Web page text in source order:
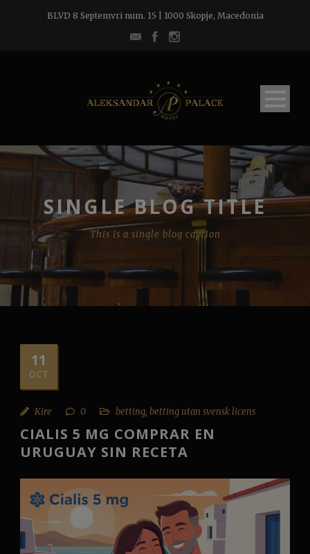
BLVD 8 Septemvri num. 15 | 1000 Skopje, Macedonia
SINGLE BLOG TITLE
This is a single blog caption
11
OCT
Kire 0 betting, betting utan svensk licens
CIALIS 5 MG COMPRAR EN
URUGUAY SIN RECETA